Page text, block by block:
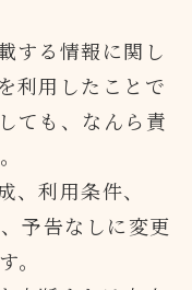
する情報に関し
利用したことで
ても、なんら責
、利用条件、
予告なしに変更
。